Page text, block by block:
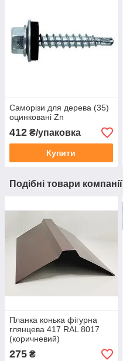
Саморізи для дерева (35)
оцинковані Zn
412 ₴/упаковка
Купити
Подібні товари компанії
Планка конька фігурна
глянцева 417 RAL 8017
(коричневий)
275 ₴